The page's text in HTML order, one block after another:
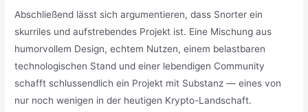
Abschließend lässt sich argumentieren, dass Snorter ein
skurriles und aufstrebendes Projekt ist. Eine Mischung aus
humorvollem Design, echtem Nutzen, einem belastbaren
technologischen Stand und einer lebendigen Community
schafft schlussendlich ein Projekt mit Substanz — eines von
nur noch wenigen in der heutigen Krypto-Landschaft.